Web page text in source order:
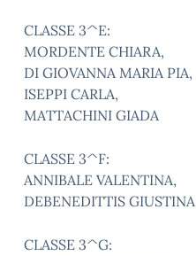
CLASSE 3^E:
MORDENTE CHIARA,
DI GIOVANNA MARIA PIA,
ISEPPI CARLA,
MATTACHINI GIADA
CLASSE 3^F:
ANNIBALE VALENTINA,
DEBENEDITTIS GIUSTINA
CLASSE 3^G: